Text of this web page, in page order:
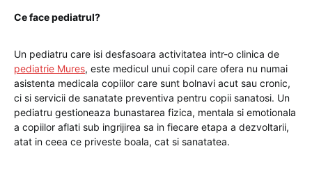
Ce face pediatrul?
Un pediatru care isi desfasoara activitatea intr-o clinica de
pediatrie Mures, este medicul unui copil care ofera nu numai
asistenta medicala copiilor care sunt bolnavi acut sau cronic,
ci si servicii de sanatate preventiva pentru copii sanatosi. Un
pediatru gestioneaza bunastarea fizica, mentala si emotionala
a copiilor aflati sub ingrijirea sa in fiecare etapa a dezvoltarii,
atat in ​​ceea ce priveste boala, cat si sanatatea.